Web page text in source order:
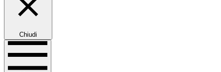
Chiudi